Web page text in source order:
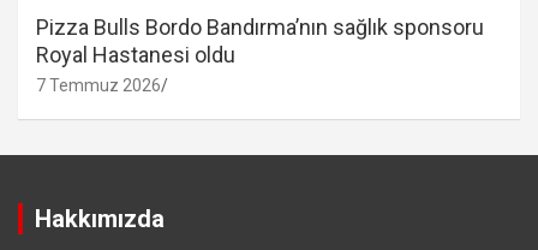
Pizza Bulls Bordo Bandırma’nın sağlık sponsoru
Royal Hastanesi oldu
7 Temmuz 2026
Hakkımızda